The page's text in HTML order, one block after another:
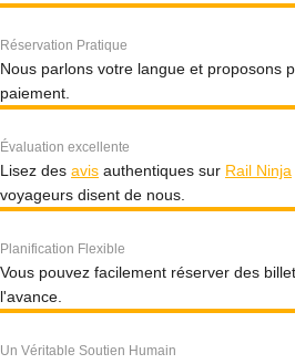
Réservation Pratique
Nous parlons votre langue et proposons
paiement.
Évaluation excellente
Lisez des avis authentiques sur Rail Ninja
voyageurs disent de nous.
Planification Flexible
Vous pouvez facilement réserver des
l'avance.
Un Véritable Soutien Humain